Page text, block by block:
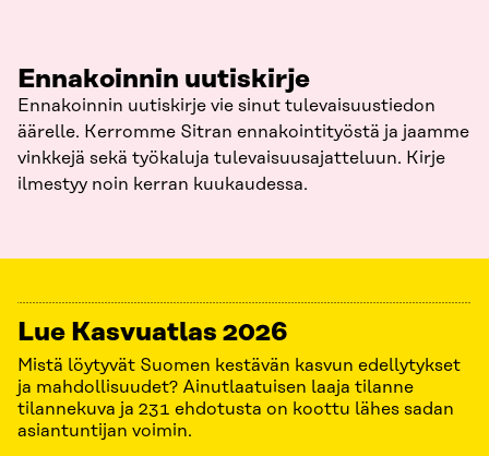
Ennakoinnin uutiskirje
Ennakoinnin uutiskirje vie sinut tulevaisuustiedon
äärelle. Kerromme Sitran ennakointityöstä ja jaamme
vinkkejä sekä työkaluja tulevaisuusajatteluun. Kirje
ilmestyy noin kerran kuukaudessa.
Lue Kasvuatlas 2026
Mistä löytyvät Suomen kestävän kasvun edellytykset
ja mahdollisuudet? Ainutlaatuisen laaja tilanne
tilannekuva ja 231 ehdotusta on koottu lähes sadan
asiantuntijan voimin.